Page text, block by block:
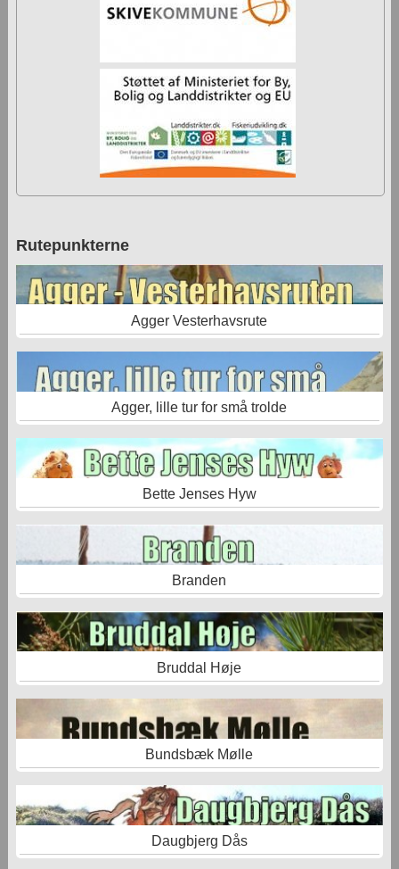
Rutepunkterne
Agger Vesterhavsrute
Agger, lille tur for små trolde
Bette Jenses Hyw
Branden
Bruddal Høje
Bundsbæk Mølle
Daugbjerg Dås